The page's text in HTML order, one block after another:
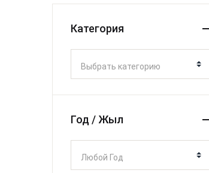
Категория
Выбрать категорию
Год / Жыл
Любой Год